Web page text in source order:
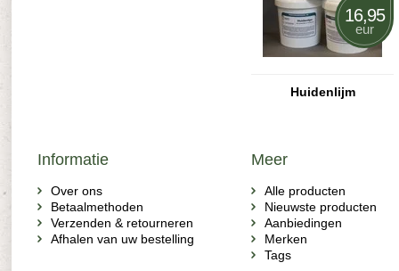
16,95
eur
Huidenlijm
Informatie
Over ons
Betaalmethoden
Verzenden & retourneren
Afhalen van uw bestelling
Meer
Alle producten
Nieuwste producten
Aanbiedingen
Merken
Tags